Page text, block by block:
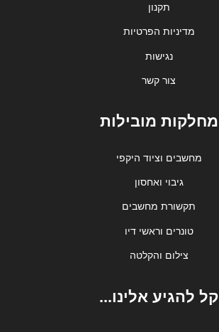
תקנון
מדיניות הפרטיות
נגישות
צור קשר
מחלקות מובילות
מחשבים וציוד היקפי
גיבוי ואחסון
תקשורת מחשבים
טונרים וראשי דיו
צילום והקלטה
קל להגיע אלינו...